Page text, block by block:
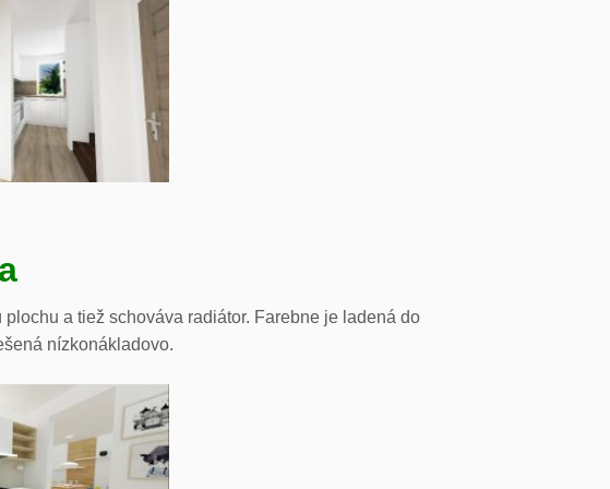
a tiež schováva radiátor. Farebne je ladená do
nízkonákladovo.